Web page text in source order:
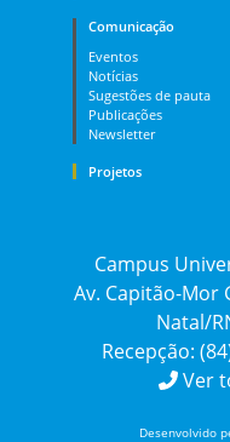
Comunicação
Eventos
Notícias
Sugestões de pauta
Publicações
Newsletter
Projetos
Campus
Av. Capitão-Mor
Natal/
Recepção:
Ver
Desenvolvido